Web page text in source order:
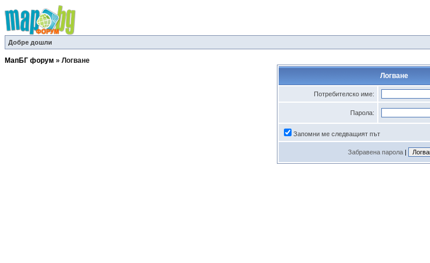
Добре дошли
МапБГ форум » Логване
Логване
Потребителско име:
Парола:
Запомни ме следващият път
Забравена парола |